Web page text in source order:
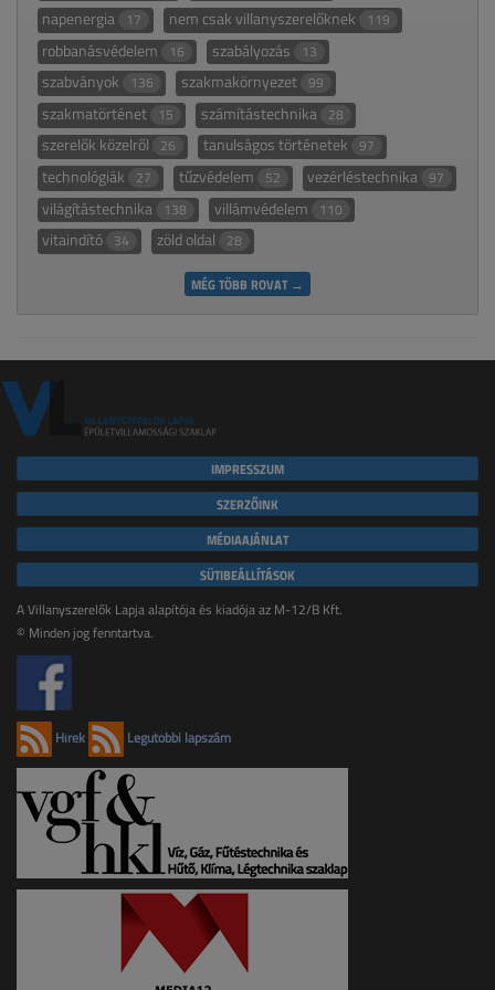
napenergia 17 nem csak villanyszerelőknek 119
robbanásvédelem 16 szabályozás 13
szabványok 136 szakmakörnyezet 99
szakmatörténet 15 számítástechnika 28
szerelők közelről 26 tanulságos történetek 97
technológiák 27 tűzvédelem 52 vezérléstechnika 97
világítástechnika 138 villámvédelem 110
vitaindító 34 zöld oldal 28
MÉG TÖBB ROVAT →
IMPRESSZUM
SZERZŐINK
MÉDIAAJÁNLAT
SÜTIBEÁLLÍTÁSOK
A Villanyszerelők Lapja alapítója és kiadója az M-12/B Kft.
© Minden jog fenntartva.
Hírek Legutóbbi lapszám